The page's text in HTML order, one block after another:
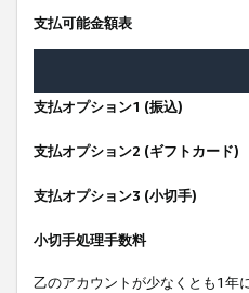
支払可能金額表
支払オプション1 (振込)
支払オプション2 (ギフトカード)
支払オプション3 (小切手)
小切手処理手数料
乙のアカウントが少なくとも1年